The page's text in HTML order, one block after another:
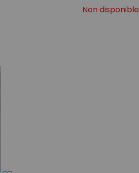
Non disponible